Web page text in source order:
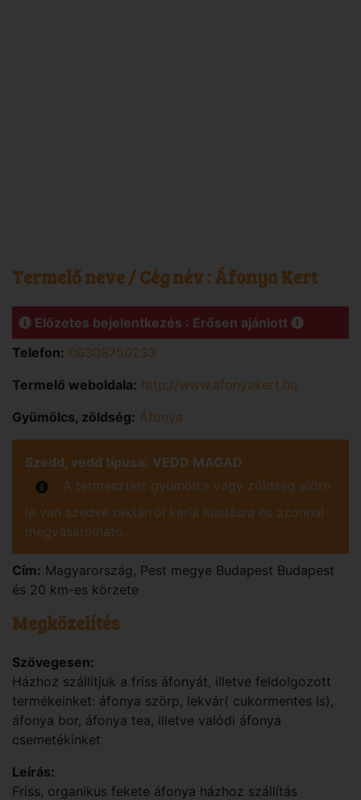
Termelő neve / Cég név : Áfonya Kert
Előzetes bejelentkezés : Erősen ajánlott
Telefon: 06308750233
Termelő weboldala: http://www.afonyakert.hu
Gyümölcs, zöldség: Áfonya
Szedd, vedd típusa: VEDD MAGAD
A termesztett gyümölcs vagy zöldség előre
le van szedve raktárról kerül kiadásra és azonnal
megvásárolható.
Cím: Magyarország , Pest megye Budapest Budapest
és 20 km-es körzete
Megközelítés
Szövegesen:
Házhoz szállítjuk a friss áfonyát, illetve feldolgozott
termékeinket: áfonya szörp, lekvár( cukormentes is),
áfonya bor, áfonya tea, illetve valódi áfonya
csemetékinket
Leírás:
Friss, organikus fekete áfonya házhoz szállítás